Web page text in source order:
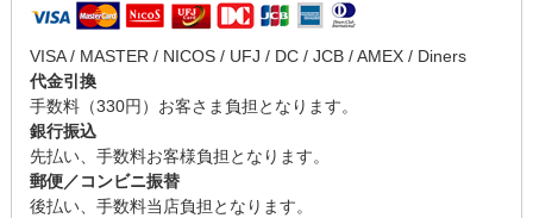
VISA / MASTER / NICOS / UFJ / DC / JCB / AMEX / Diners
代金引換
手数料（330円）お客さま負担となります。
銀行振込
先払い、手数料お客様負担となります。
郵便／コンビニ振替
後払い、手数料当店負担となります。